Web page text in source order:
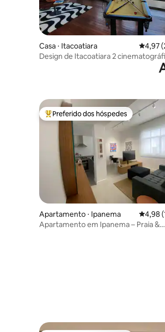
Casa ⋅ Itacoatiara 4,97 de
4,97
Design de Itacoatiara 2
Entre os melhores preferidos dos
Preferido dos hóspedes
Apartamento ⋅ Ipanema 4,98 de
4,98
Apartamento em Ipanema – Praia &